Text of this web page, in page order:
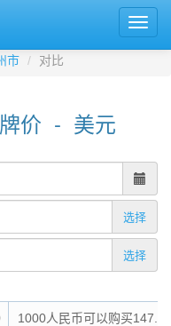
市 对比
价 - 美元
选择
选择
1000人民币可以购买